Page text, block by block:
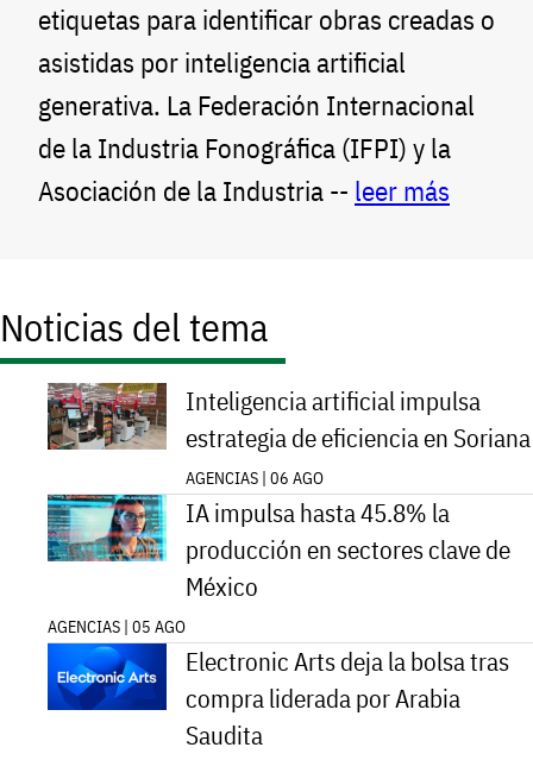
etiquetas para identificar obras creadas o
asistidas por inteligencia artificial
generativa. La Federación Internacional
de la Industria Fonográfica (IFPI) y la
Asociación de la Industria -- leer más
Noticias del tema
Inteligencia artificial impulsa
estrategia de eficiencia en Soriana
AGENCIAS | 06 AGO
IA impulsa hasta 45.8% la
producción en sectores clave de
México
AGENCIAS | 05 AGO
Electronic Arts deja la bolsa tras
compra liderada por Arabia
Saudita